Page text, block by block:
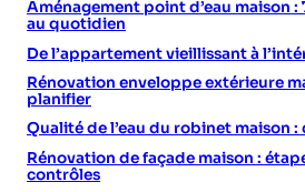
Aménagement point d’eau maison
au quotidien
De l’appartement vieillissant à
Rénovation enveloppe extérieure
planifier
Qualité de l’eau du robinet maison
Rénovation de façade maison :
contrôles